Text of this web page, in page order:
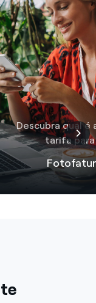
Descubra qual é
tarifa para